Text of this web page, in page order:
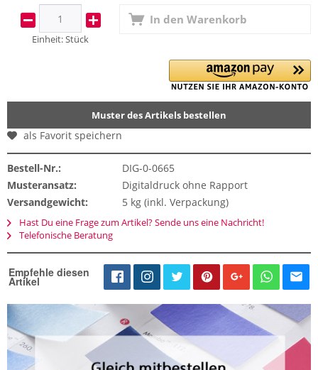
Einheit:Stück
In den Warenkorb
Muster des Artikels bestellen
als Favorit speichern
Bestell-Nr.:
DIG-0-0665
Musteransatz:
Digitaldruck ohne Rapport
Versandgewicht:
5 kg (inkl. Verpackung)
Hast Du eine Frage zum Artikel? Sende uns eine Nachricht!
Telefonische Beratung
Empfehle diesen
Artikel